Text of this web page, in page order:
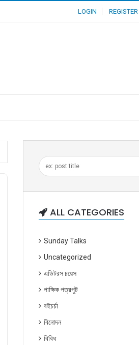
LOGIN REGISTER
ALL CATEGORIES
Sunday Talks
Uncategorized
এডিটরস চয়েস
পাক্ষিক পত্রপুট
বইচর্চা
বিনোদন
বিবিধ